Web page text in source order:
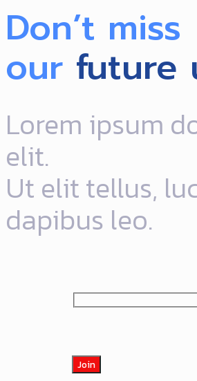
Don’t miss
our future
Lorem ipsum
elit.
Ut elit tellus,
dapibus leo.